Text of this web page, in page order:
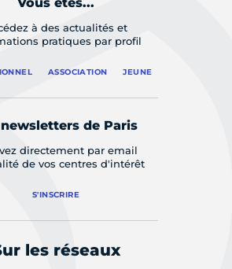
à des actualités et
pratiques par profil
ASSOCIATION JEUNE
newsletters de Paris
directement par email
de vos centres d'intérêt
S'INSCRIRE
les réseaux